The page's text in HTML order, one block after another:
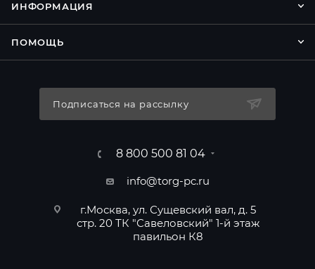
ИНФОРМАЦИЯ
ПОМОЩЬ
Подписаться на рассылку
8 800 500 81 04
info@torg-pc.ru
г.Москва, ул. Сущевский вал, д. 5
стр. 20 ТК "Савеловский" 1-й этаж
павильон К8